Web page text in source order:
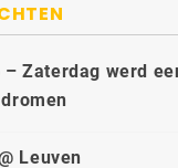
– Zaterdag werd
Leuven